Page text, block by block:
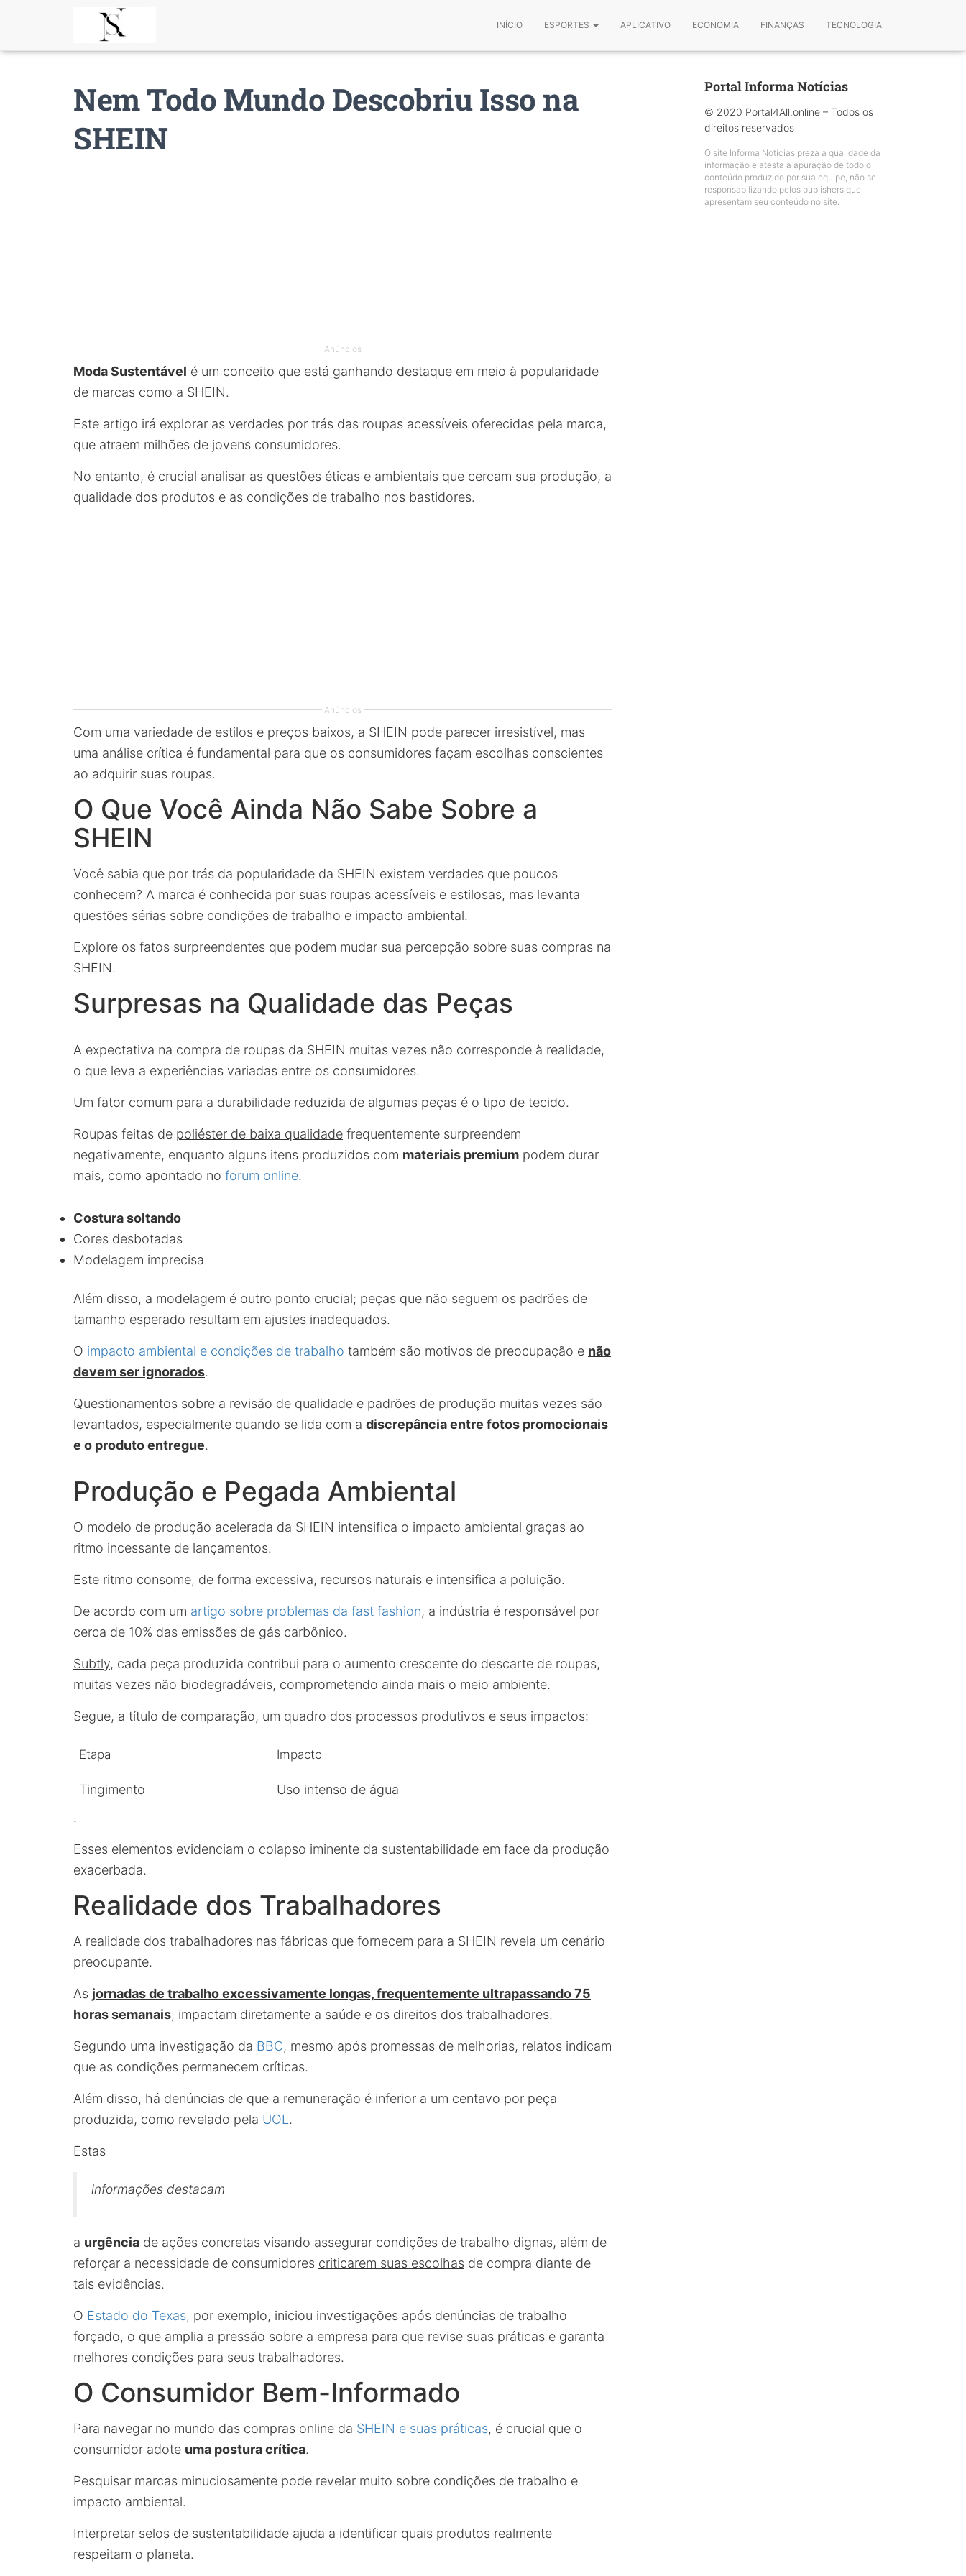
INÍCIO ESPORTES APLICATIVO ECONOMIA FINANÇAS TECNOLOGIA
Nem Todo Mundo Descobriu Isso na
SHEIN
Anúncios
Moda Sustentável é um conceito que está ganhando destaque em meio à popularidade
de marcas como a SHEIN.
Este artigo irá explorar as verdades por trás das roupas acessíveis oferecidas pela marca,
que atraem milhões de jovens consumidores.
No entanto, é crucial analisar as questões éticas e ambientais que cercam sua produção, a
qualidade dos produtos e as condições de trabalho nos bastidores.
Anúncios
Com uma variedade de estilos e preços baixos, a SHEIN pode parecer irresistível, mas
uma análise crítica é fundamental para que os consumidores façam escolhas conscientes
ao adquirir suas roupas.
O Que Você Ainda Não Sabe Sobre a
SHEIN
Você sabia que por trás da popularidade da SHEIN existem verdades que poucos
conhecem? A marca é conhecida por suas roupas acessíveis e estilosas, mas levanta
questões sérias sobre condições de trabalho e impacto ambiental.
Explore os fatos surpreendentes que podem mudar sua percepção sobre suas compras na
SHEIN.
Surpresas na Qualidade das Peças
A expectativa na compra de roupas da SHEIN muitas vezes não corresponde à realidade,
o que leva a experiências variadas entre os consumidores.
Um fator comum para a durabilidade reduzida de algumas peças é o tipo de tecido.
Roupas feitas de poliéster de baixa qualidade frequentemente surpreendem
negativamente, enquanto alguns itens produzidos com materiais premium podem durar
mais, como apontado no forum online.
Costura soltando
Cores desbotadas
Modelagem imprecisa
Além disso, a modelagem é outro ponto crucial; peças que não seguem os padrões de
tamanho esperado resultam em ajustes inadequados.
O impacto ambiental e condições de trabalho também são motivos de preocupação e não
devem ser ignorados.
Questionamentos sobre a revisão de qualidade e padrões de produção muitas vezes são
levantados, especialmente quando se lida com a discrepância entre fotos promocionais
e o produto entregue.
Produção e Pegada Ambiental
O modelo de produção acelerada da SHEIN intensifica o impacto ambiental graças ao
ritmo incessante de lançamentos.
Este ritmo consome, de forma excessiva, recursos naturais e intensifica a poluição.
De acordo com um artigo sobre problemas da fast fashion, a indústria é responsável por
cerca de 10% das emissões de gás carbônico.
Subtly, cada peça produzida contribui para o aumento crescente do descarte de roupas,
muitas vezes não biodegradáveis, comprometendo ainda mais o meio ambiente.
Segue, a título de comparação, um quadro dos processos produtivos e seus impactos:
Etapa Impacto
Tingimento
Uso intenso de água
.
Esses elementos evidenciam o colapso iminente da sustentabilidade em face da produção
exacerbada.
Realidade dos Trabalhadores
A realidade dos trabalhadores nas fábricas que fornecem para a SHEIN revela um cenário
preocupante.
As jornadas de trabalho excessivamente longas, frequentemente ultrapassando 75
horas semanais, impactam diretamente a saúde e os direitos dos trabalhadores.
Segundo uma investigação da BBC, mesmo após promessas de melhorias, relatos indicam
que as condições permanecem críticas.
Além disso, há denúncias de que a remuneração é inferior a um centavo por peça
produzida, como revelado pela UOL .
Estas
informações destacam
a urgência de ações concretas visando assegurar condições de trabalho dignas, além de
reforçar a necessidade de consumidores criticarem suas escolhas de compra diante de
tais evidências.
O Estado do Texas, por exemplo, iniciou investigações após denúncias de trabalho
forçado, o que amplia a pressão sobre a empresa para que revise suas práticas e garanta
melhores condições para seus trabalhadores.
O Consumidor Bem-Informado
Para navegar no mundo das compras online da SHEIN e suas práticas, é crucial que o
consumidor adote uma postura crítica.
Pesquisar marcas minuciosamente pode revelar muito sobre condições de trabalho e
impacto ambiental.
Interpretar selos de sustentabilidade ajuda a identificar quais produtos realmente
respeitam o planeta.
Portal Informa Notícias
© 2020 Portal4All.online – Todos os
direitos reservados
O site Informa Notícias preza a qualidade da
informação e atesta a apuração de todo o
conteúdo produzido por sua equipe, não se
responsabilizando pelos publishers que
apresentam seu conteúdo no site.